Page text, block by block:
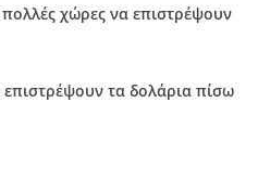
χώρες να επιστρέψουν
επιστρέψουν τα δολάρια πίσω